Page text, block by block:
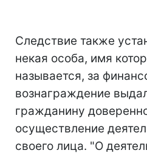
Следствие также
некая особа, имя
называется, за
вознаграждение
гражданину
осуществление
своего лица. "О